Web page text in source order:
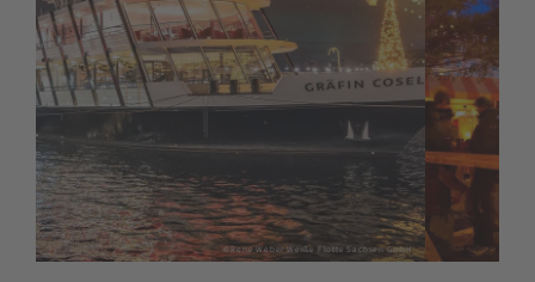
©Aletheia97